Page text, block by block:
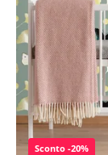
Sconto -20%